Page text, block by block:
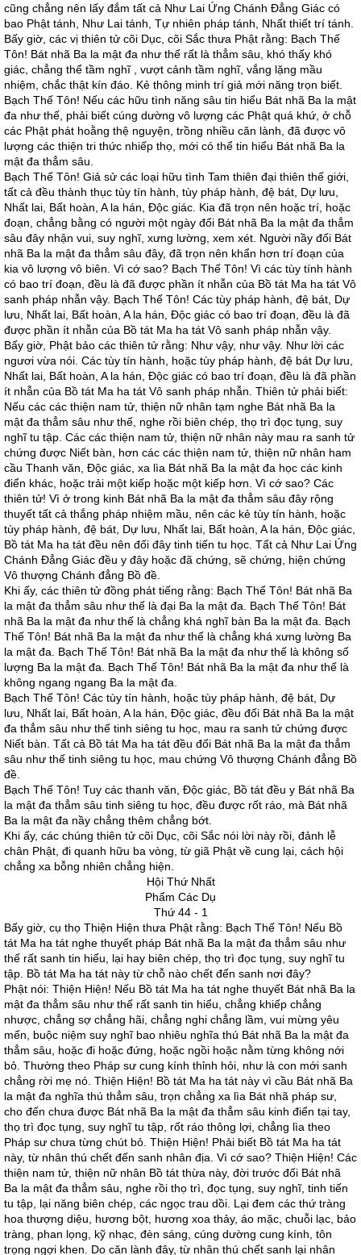
cũng chẳng nên lấy đắm tất cả Như Lai Ứng Chánh Đẳng Giác có
bao Phật tánh, Như Lai tánh, Tự nhiên pháp tánh, Nhất thiết trí tánh.
Bấy giờ, các vị thiên tử cõi Dục, cõi Sắc thưa Phật rằng: Bạch Thế
Tôn! Bát nhã Ba la mật đa như thế rất là thẳm sâu, khó thấy khó
giác, chẳng thể tầm nghĩ , vượt cảnh tầm nghĩ, vắng lặng mầu
nhiệm, chắc thật kín đáo. Kẻ thông minh trí giả mới năng trọn biết.
Bạch Thế Tôn! Nếu các hữu tình năng sâu tin hiểu Bát nhã Ba la mật
đa như thế, phải biết cúng dường vô lượng các Phật quá khứ, ở chỗ
các Phật phát hoằng thệ nguyện, trồng nhiều căn lành, đã được vô
lượng các thiện tri thức nhiếp thọ, mới có thể tin hiểu Bát nhã Ba la
mật đa thẳm sâu.
Bạch Thế Tôn! Giả sử các loại hữu tình Tam thiên đại thiên thế giới,
tất cả đều thành thục tùy tín hành, tùy pháp hành, đệ bát, Dự lưu,
Nhất lai, Bất hoàn, A la hán, Độc giác. Kia đã trọn nên hoặc trí, hoặc
đoạn, chẳng bằng có người một ngày đối Bát nhã Ba la mật đa thẳm
sâu đây nhận vui, suy nghĩ, xưng lường, xem xét. Người nầy đối Bát
nhã Ba la mật đa thẳm sâu đây, đã trọn nên khẩn hơn trí đoạn của
kia vô lượng vô biên. Vì cớ sao? Bạch Thế Tôn! Vì các tùy tính hành
có bao trí đoạn, đều là đã được phần ít nhẫn của Bồ tát Ma ha tát Vô
sanh pháp nhẫn vậy. Bạch Thế Tôn! Các tùy pháp hành, đệ bát, Dự
lưu, Nhất lai, Bất hoàn, A la hán, Độc giác có bao trí đoạn, đều là đã
được phần ít nhẫn của Bồ tát Ma ha tát Vô sanh pháp nhẫn vậy.
Bấy giờ, Phật bảo các thiên tử rằng: Như vậy, như vậy. Như lời các
ngươi vừa nói. Các tùy tín hành, hoặc tùy pháp hành, đệ bát Dự lưu,
Nhất lai, Bất hoàn, A la hán, Độc giác có bao trí đoạn, đều là đã phần
ít nhẫn của Bồ tát Ma ha tát Vô sanh pháp nhẫn. Thiên tử phải biết:
Nếu các các thiện nam tử, thiện nữ nhân tạm nghe Bát nhã Ba la
mật đa thẳm sâu như thế, nghe rồi biên chép, thọ trì đọc tụng, suy
nghĩ tu tập. Các các thiện nam tử, thiện nữ nhân này mau ra sanh tử
chứng được Niết bàn, hơn các các thiện nam tử, thiện nữ nhân ham
cầu Thanh văn, Độc giác, xa lìa Bát nhã Ba la mật đa học các kinh
điển khác, hoặc trải một kiếp hoặc một kiếp hơn. Vì cớ sao? Các
thiên tử! Vì ở trong kinh Bát nhã Ba la mật đa thẳm sâu đây rộng
thuyết tất cả thắng pháp nhiệm mầu, nên các kẻ tùy tín hành, hoặc
tùy pháp hành, đệ bát, Dự lưu, Nhất lai, Bất hoàn, A la hán, Độc giác,
Bồ tát Ma ha tát đều nên đối đây tinh tiến tu học. Tất cả Như Lai Ứng
Chánh Đẳng Giác đều y đây hoặc đã chứng, sẽ chứng, hiện chứng
Vô thượng Chánh đẳng Bồ đề.
Khi ấy, các thiên tử đồng phát tiếng rằng: Bạch Thế Tôn! Bát nhã Ba
la mật đa thẳm sâu như thế là đại Ba la mật đa. Bạch Thế Tôn! Bát
nhã Ba la mật đa như thế là chẳng khá nghĩ bàn Ba la mật đa. Bạch
Thế Tôn! Bát nhã Ba la mật đa như thế là chẳng khá xưng lường Ba
la mật đa. Bạch Thế Tôn! Bát nhã Ba la mật đa như thế là không số
lượng Ba la mật đa. Bạch Thế Tôn! Bát nhã Ba la mật đa như thế là
không ngang ngang Ba la mật đa.
Bạch Thế Tôn! Các tùy tín hành, hoặc tùy pháp hành, đệ bát, Dự
lưu, Nhất lai, Bất hoàn, A la hán, Độc giác, đều đối Bát nhã Ba la mật
đa thẳm sâu như thế tinh siêng tu học, mau ra sanh tử chứng được
Niết bàn. Tất cả Bồ tát Ma ha tát đều đối Bát nhã Ba la mật đa thẳm
sâu như thế tinh siêng tu học, mau chứng Vô thượng Chánh đẳng Bồ
đề.
Bạch Thế Tôn! Tuy các thanh văn, Độc giác, Bồ tát đều y Bát nhã Ba
la mật đa thẳm sâu tinh siêng tu học, đều được rốt ráo, mà Bát nhã
Ba la mật đa nầy chẳng thêm chẳng bớt.
Khi ấy, các chúng thiên tử cõi Dục, cõi Sắc nói lời này rồi, đảnh lễ
chân Phật, đi quanh hữu ba vòng, từ giã Phật về cung lại, cách hội
chẳng xa bỗng nhiên chẳng hiện.
Hội Thứ Nhất
Phẩm Các Dụ
Thứ 44 - 1
Bấy giờ, cụ thọ Thiện Hiện thưa Phật rằng: Bạch Thế Tôn! Nếu Bồ
tát Ma ha tát nghe thuyết pháp Bát nhã Ba la mật đa thẳm sâu như
thế rất sanh tin hiểu, lại hay biên chép, thọ trì đọc tụng, suy nghĩ tu
tập. Bồ tát Ma ha tát này từ chỗ nào chết đến sanh nơi đây?
Phật nói: Thiện Hiện! Nếu Bồ tát Ma ha tát nghe thuyết Bát nhã Ba la
mật đa thẳm sâu như thế rất sanh tin hiểu, chẳng khiếp chẳng
nhược, chẳng sợ chẳng hãi, chẳng nghi chẳng lầm, vui mừng yêu
mến, buộc niệm suy nghĩ bao nhiêu nghĩa thú Bát nhã Ba la mật đa
thẳm sâu, hoặc đi hoặc đứng, hoặc ngồi hoặc nằm từng không nới
bỏ. Thường theo Pháp sư cung kính thỉnh hỏi, như là con mới sanh
chẳng rời mẹ nó. Thiện Hiện! Bồ tát Ma ha tát này vì cầu Bát nhã Ba
la mật đa nghĩa thú thẳm sâu, trọn chẳng xa lìa Bát nhã pháp sư,
cho đến chưa được Bát nhã Ba la mật đa thẳm sâu kinh điển tại tay,
thọ trì đọc tụng, suy nghĩ tu tập, rốt ráo thông lợi, chẳng lìa theo
Pháp sư chưa từng chút bỏ. Thiện Hiện! Phải biết Bồ tát Ma ha tát
này, từ nhân thú chết đến sanh nhân địa. Vì cớ sao? Thiện Hiện! Các
thiện nam tử, thiện nữ nhân Bồ tát thừa này, đời trước đối Bát nhã
Ba la mật đa thẳm sâu, nghe rồi thọ trì, đọc tụng, suy nghĩ, tinh tiến
tu tập, lại năng biên chép, các ngọc trau dồi. Lại đem các thứ tràng
hoa thượng diệu, hương bột, hương xoa thảy, áo mặc, chuỗi lạc, bảo
tràng, phan lọng, kỹ nhạc, đèn sáng, cúng dường cung kính, tôn
trọng ngợi khen. Do căn lành đây, từ nhân thú chết sanh lại nhân